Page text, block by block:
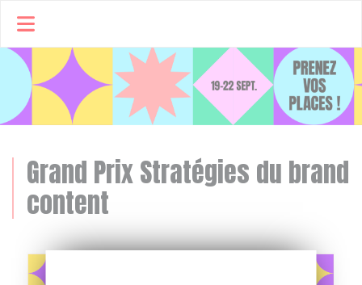
Grand Prix Stratégies du brand
content